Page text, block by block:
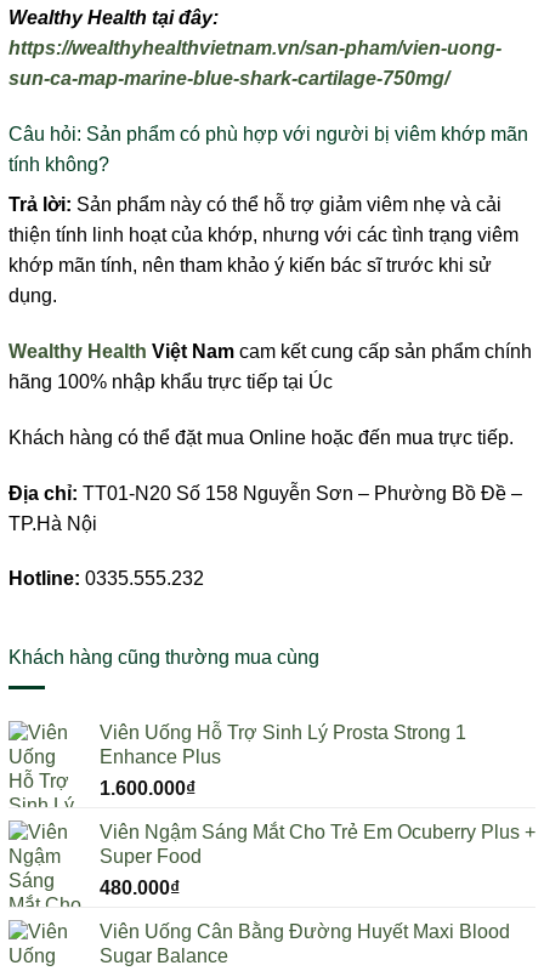
Wealthy Health tại đây:
https://wealthyhealthvietnam.vn/san-pham/vien-uong-
sun-ca-map-marine-blue-shark-cartilage-750mg/
Câu hỏi: Sản phẩm có phù hợp với người bị viêm khớp mãn
tính không?
Trả lời: Sản phẩm này có thể hỗ trợ giảm viêm nhẹ và cải
thiện tính linh hoạt của khớp, nhưng với các tình trạng viêm
khớp mãn tính, nên tham khảo ý kiến bác sĩ trước khi sử
dụng.
Wealthy Health Việt Nam cam kết cung cấp sản phẩm chính
hãng 100% nhập khẩu trực tiếp tại Úc
Khách hàng có thể đặt mua Online hoặc đến mua trực tiếp.
Địa chỉ: TT01-N20 Số 158 Nguyễn Sơn – Phường Bồ Đề –
TP.Hà Nội
Hotline: 0335.555.232
Khách hàng cũng thường mua cùng
Viên Uống Hỗ Trợ Sinh Lý Prosta Strong 1
Enhance Plus
1.600.000₫
Viên Ngậm Sáng Mắt Cho Trẻ Em Ocuberry Plus +
Super Food
480.000₫
Viên Uống Cân Bằng Đường Huyết Maxi Blood
Sugar Balance